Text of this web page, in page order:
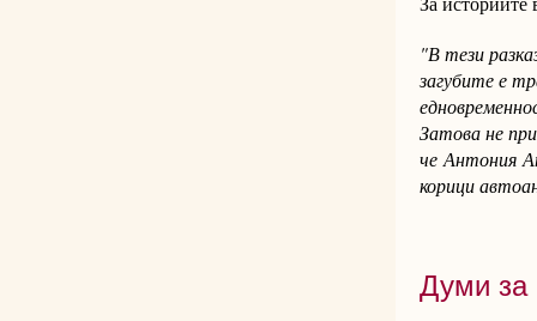
"В тези
загубите е
Затова не
че Антония
корици
Думи за